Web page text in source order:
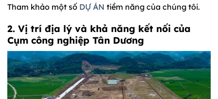
Tham khảo một số DỰ ÁN tiềm năng của chúng tôi.
2. Vị trí địa lý và khả năng kết nối của
Cụm công nghiệp Tân Dương